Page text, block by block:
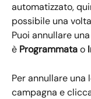
automatizzato,
possibile una
Puoi annullare
è Programmata o
Per annullare
campagna e